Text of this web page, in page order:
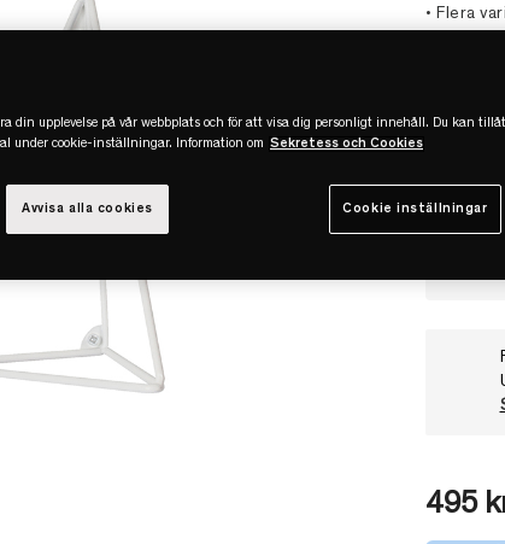
• Flera
Välj
495
din upplevelse på vår webbplats och för att visa dig personligt innehåll. Du kan
under cookie-inställningar. Information om Sekretess och Cookies
Cookie inställningar
Avvisa alla cookies